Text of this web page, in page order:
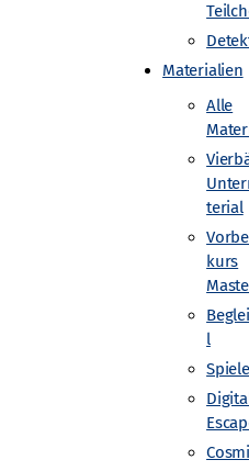
Materialien
Alle
terial
kurs
l
Spiele